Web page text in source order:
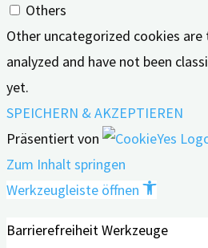
Others
Other uncategorized cookies
analyzed and have not been
yet.
SPEICHERN & AKZEPTIEREN
Präsentiert von
Zum Inhalt springen
Werkzeugleiste öffnen
Barrierefreiheit Werkzeuge